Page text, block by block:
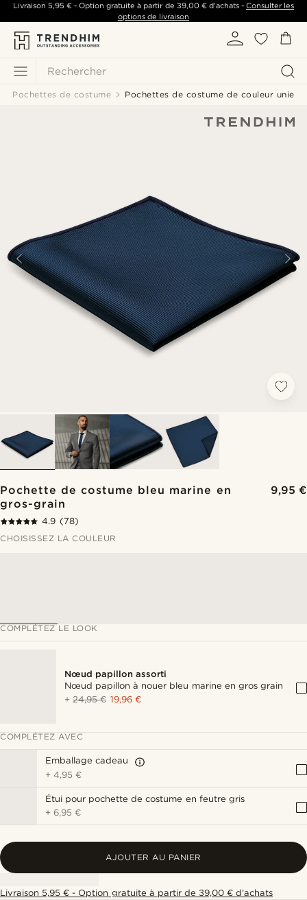
Rechercher
Livraison 5,95 €- Option gratuite à partir de 39,00 €d'achats -Consulter les
options de livraison
Pochettes de costume Pochettes de costume de couleur unie
Pochette de costume bleu marine en
gros-grain
9,95 €
4.9 (78)
CHOISISSEZ LA COULEUR
COMPLÉTEZ LE LOOK
Nœud papillon assorti
Nœud papillon à nouer bleu marine en gros grain
+24,95 € 19,96 €
COMPLÉTEZ AVEC
Emballage cadeau
+4,95 €
Étui pour pochette de costume en feutre gris
+6,95 €
AJOUTER AU PANIER
Livraison 5,95 € - Option gratuite à partir de 39,00 € d'achats